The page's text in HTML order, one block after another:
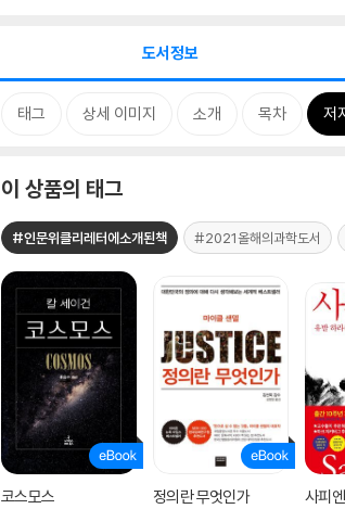
도서정보
태그 상세 이미지 소개 목차 저
이 상품의 태그
#인문위클리레터에소개된책 #2021올해의과학도서
코스모스 정의란 무엇인가 사피